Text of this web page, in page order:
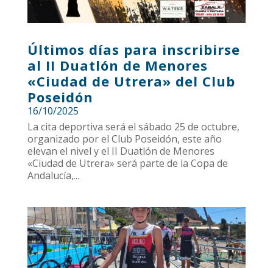
Últimos días para inscribirse
al II Duatlón de Menores
«Ciudad de Utrera» del Club
Poseidón
16/10/2025
La cita deportiva será el sábado 25 de octubre,
organizado por el Club Poseidón, este año
elevan el nivel y el II Duatlón de Menores
«Ciudad de Utrera» será parte de la Copa de
Andalucía,...